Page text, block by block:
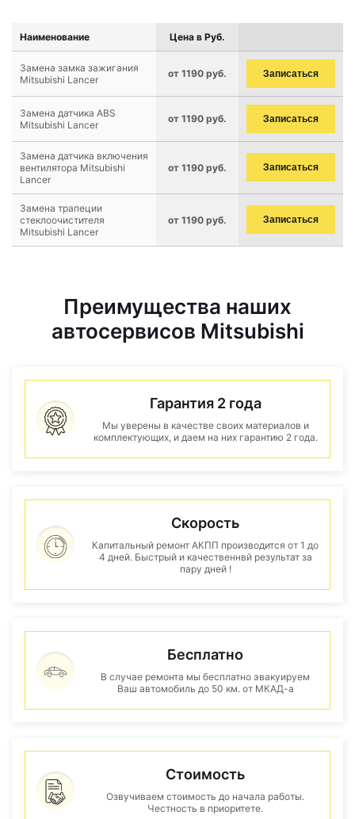
Наименование Цена в Руб.
Замена замка зажигания
Mitsubishi Lancer
от 1190 руб. Записаться
Замена датчика ABS
Mitsubishi Lancer
от 1190 руб. Записаться
Замена датчика включения
вентилятора Mitsubishi
Lancer
от 1190 руб. Записаться
Замена трапеции
стеклоочистителя
Mitsubishi Lancer
от 1190 руб. Записаться
Преимущества наших
автосервисов Mitsubishi
Гарантия 2 года
Мы уверены в качестве своих материалов и
комплектующих, и даем на них гарантию 2 года.
Скорость
Капитальный ремонт АКПП производится от 1 до
4 дней. Быстрый и качественнвй результат за
пару дней !
Бесплатно
В случае ремонта мы бесплатно эвакуируем
Ваш автомобиль до 50 км. от МКАД-а
Стоимость
Озвучиваем стоимость до начала работы.
Честность в приоритете.